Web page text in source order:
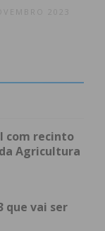
2023
com recinto
Agricultura
que vai ser